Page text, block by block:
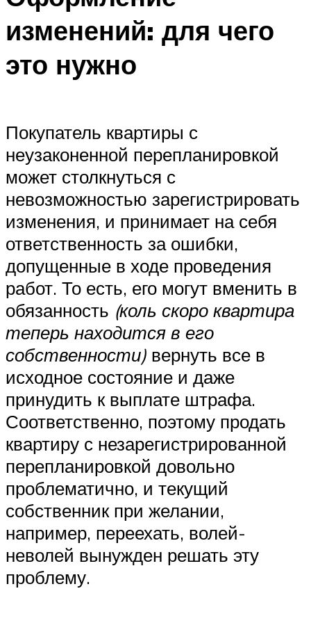
изменений: для чего
это нужно
Покупатель квартиры с
неузаконенной перепланировкой
может столкнуться с
невозможностью зарегистрировать
изменения, и принимает на себя
ответственность за ошибки,
допущенные в ходе проведения
работ. То есть, его могут вменить в
обязанность (коль скоро квартира
теперь находится в его
собственности) вернуть все в
исходное состояние и даже
принудить к выплате штрафа.
Соответственно, поэтому продать
квартиру с незарегистрированной
перепланировкой довольно
проблематично, и текущий
собственник при желании,
например, переехать, волей-
неволей вынужден решать эту
проблему.